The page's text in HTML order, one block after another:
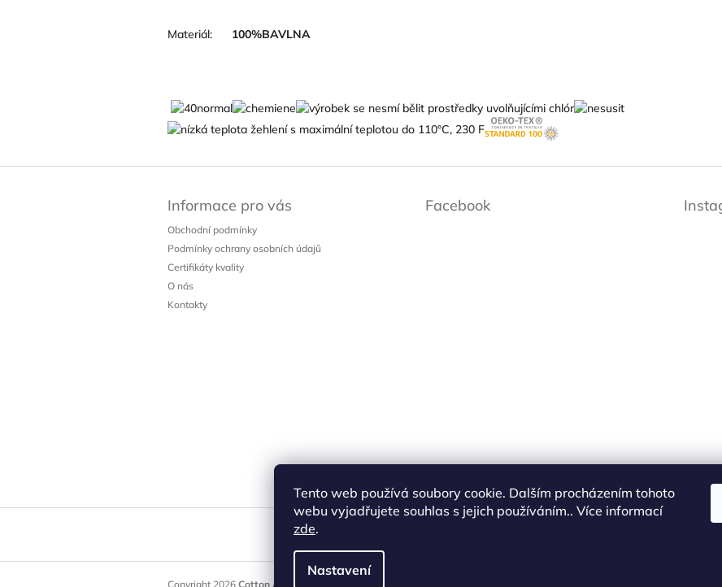
Tento web používá soubory cookie. Dalším procházením tohoto
webu vyjadřujete souhlas s jejich používáním.. Více informací
zde.
Nastavení
Materiál: 100%BAVLNA
Informace pro vás
Obchodní podmínky
Podmínky ochrany osobních údajů
Certifikáty kvality
O nás
Kontakty
Facebook
Copyright 2026 Cotton Art . Všechna práva vyhrazena.